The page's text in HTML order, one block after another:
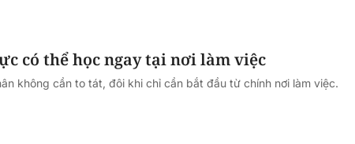
có thể học ngay tại nơi làm việc
không cần to tát, đôi khi chỉ cần bắt đầu từ chính nơi làm việc.